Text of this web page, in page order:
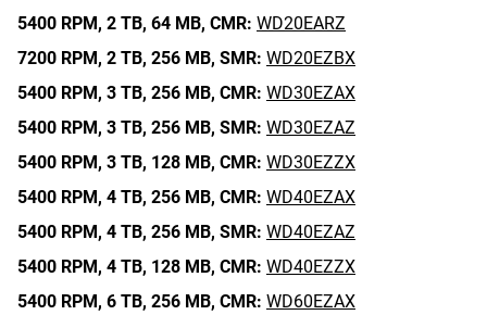
5400 RPM, 2 TB, 64 MB, CMR: WD20EARZ
7200 RPM, 2 TB, 256 MB, SMR: WD20EZBX
5400 RPM, 3 TB, 256 MB, CMR: WD30EZAX
5400 RPM, 3 TB, 256 MB, SMR: WD30EZAZ
5400 RPM, 3 TB, 128 MB, CMR: WD30EZZX
5400 RPM, 4 TB, 256 MB, CMR: WD40EZAX
5400 RPM, 4 TB, 256 MB, SMR: WD40EZAZ
5400 RPM, 4 TB, 128 MB, CMR: WD40EZZX
5400 RPM, 6 TB, 256 MB, CMR: WD60EZAX